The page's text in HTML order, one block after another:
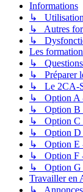
Informations
↳
↳ Autres
↳
Les
↳ Questions
↳ Préparer
↳ Le 2CA-
↳ Option A
↳ Option B
↳ Option C
↳ Option D
↳ Option E
↳ Option F
↳ Option G
Travailler en